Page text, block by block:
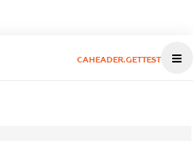
CAHEADER.GETTEST